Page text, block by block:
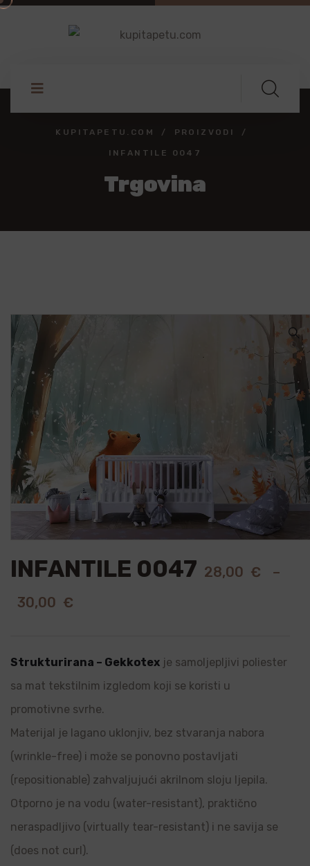
KUPITAPETU.COM PROIZVODI
INFANTILE 0047
Trgovina
🔍
INFANTILE 0047 28,00 €
–
30,00 €
Strukturirana – Gekkotex je samoljepljivi poliester
sa mat tekstilnim izgledom koji se koristi u
promotivne svrhe.
Materijal je lagano uklonjiv, bez stvaranja nabora
(wrinkle-free) i može se ponovno postavljati
(repositionable) zahvaljujući akrilnom sloju ljepila.
Otporno je na vodu (water-resistant), praktično
neraspadljivo (virtually tear-resistant) i ne savija se
(does not curl).